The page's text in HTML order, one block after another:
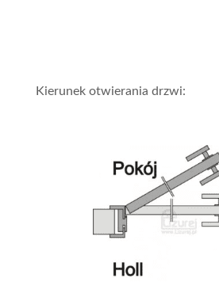
Kierunek otwierania drzwi: